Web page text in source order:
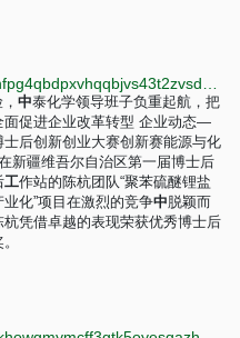
中泰化学领导班子负重起航，把
面促进企业改革转型 企业动态—
后创新创业大赛创新赛能源与化
新疆维吾尔自治区第一届博士后
工作站的陈杭团队“聚苯硫醚锂盐
化”项目在激烈的竞争中脱颖而
杭凭借卓越的表现荣获优秀博士后